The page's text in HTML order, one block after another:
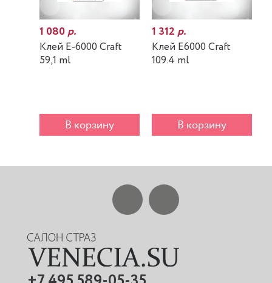
1 080р.
Клей E-6000 Craft
59,1 ml
В корзину
1 312р.
Клей E6000 Craft
109.4 ml
В корзину